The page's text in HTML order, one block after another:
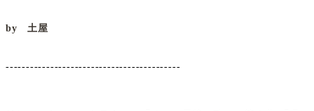
by 土屋
-------------------------------------------